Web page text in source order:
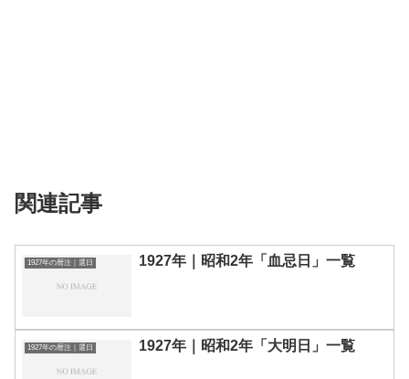
関連記事
1927年の暦注｜選日 1927年｜昭和2年「血忌日」一覧
1927年の暦注｜選日 1927年｜昭和2年「大明日」一覧